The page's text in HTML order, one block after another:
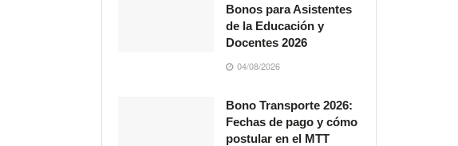
Bonos para Asistentes
de la Educación y
Docentes 2026
04/08/2026
Bono Transporte 2026:
Fechas de pago y cómo
postular en el MTT